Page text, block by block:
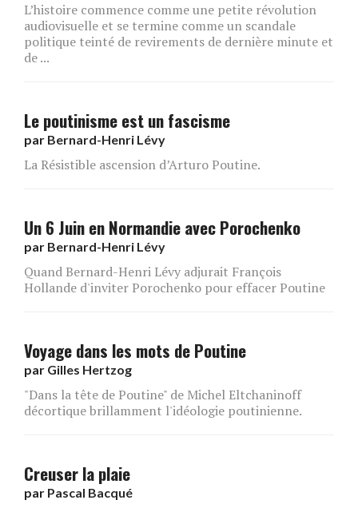
L’histoire commence comme une petite révolution
audiovisuelle et se termine comme un scandale
politique teinté de revirements de dernière minute et
de ...
Le poutinisme est un fascisme
par Bernard-Henri Lévy
La Résistible ascension d’Arturo Poutine.
Un 6 Juin en Normandie avec Porochenko
par Bernard-Henri Lévy
Quand Bernard-Henri Lévy adjurait François
Hollande d'inviter Porochenko pour effacer Poutine
Voyage dans les mots de Poutine
par Gilles Hertzog
"Dans la tête de Poutine" de Michel Eltchaninoff
décortique brillamment l'idéologie poutinienne.
Creuser la plaie
par Pascal Bacqué